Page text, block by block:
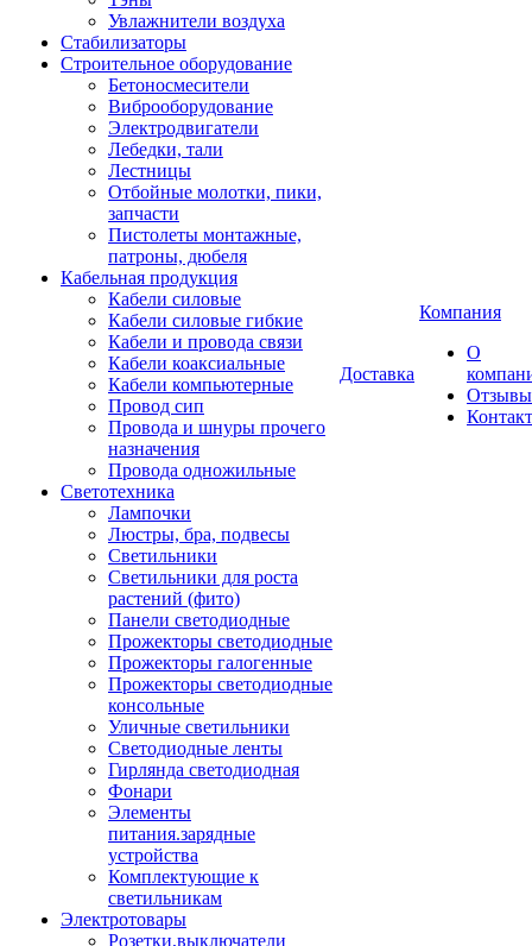
Увлажнители воздуха
Стабилизаторы
Строительное оборудование
Бетоносмесители
Виброоборудование
Электродвигатели
Лебедки, тали
Лестницы
Отбойные молотки, пики,
запчасти
Пистолеты монтажные,
патроны, дюбеля
Кабельная продукция
Кабели силовые
Кабели силовые гибкие
Кабели и провода связи
Кабели коаксиальные
Кабели компьютерные
Провод сип
Провода и шнуры прочего
назначения
Провода одножильные
Светотехника
Лампочки
Люстры, бра, подвесы
Светильники
Светильники для роста
растений (фито)
Панели светодиодные
Прожекторы светодиодные
Прожекторы галогенные
Прожекторы светодиодные
консольные
Уличные светильники
Светодиодные ленты
Гирлянда светодиодная
Фонари
Элементы
питания.зарядные
устройства
Комплектующие к
светильникам
Электротовары
Розетки,выключатели
Доставка
Компания
О
Отзывы